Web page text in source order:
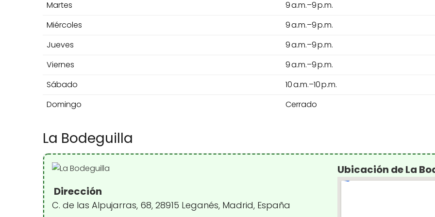
Martes
9 a.m.–9 p.m.
Miércoles
9 a.m.–9 p.m.
Jueves
9 a.m.–9 p.m.
Viernes
9 a.m.–9 p.m.
Sábado
10 a.m.–10 p.m.
Domingo
Cerrado
La Bodeguilla
Dirección
C. de las Alpujarras, 68, 28915 Leganés, Madrid, España
Ubicación de La